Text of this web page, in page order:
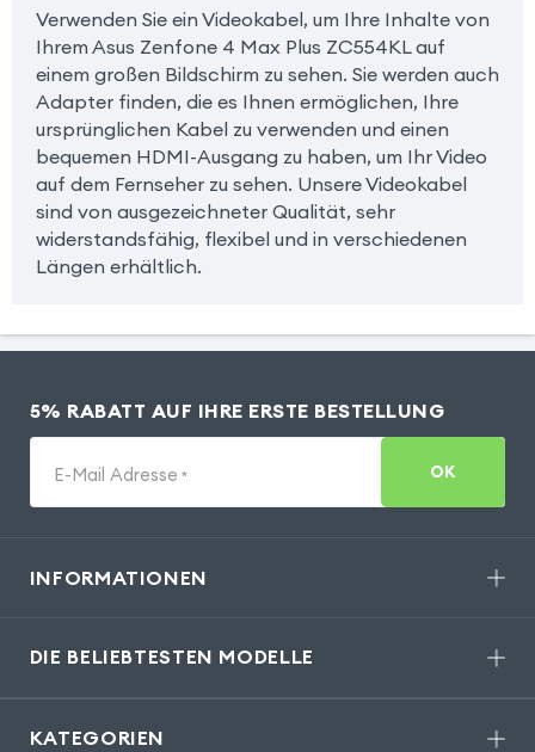
Verwenden Sie ein Videokabel, um Ihre Inhalte von
Ihrem Asus Zenfone 4 Max Plus ZC554KL auf
einem großen Bildschirm zu sehen. Sie werden auch
Adapter finden, die es Ihnen ermöglichen, Ihre
ursprünglichen Kabel zu verwenden und einen
bequemen HDMI-Ausgang zu haben, um Ihr Video
auf dem Fernseher zu sehen. Unsere Videokabel
sind von ausgezeichneter Qualität, sehr
widerstandsfähig, flexibel und in verschiedenen
Längen erhältlich.
5% RABATT AUF IHRE ERSTE BESTELLUNG
E-Mail Adresse * OK
INFORMATIONEN
DIE BELIEBTESTEN MODELLE
KATEGORIEN